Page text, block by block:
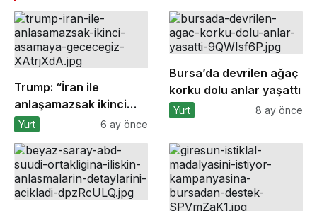
Trump: “İran ile
anlaşamazsak ikinci
aşamaya geçeceğiz”
Yurt 6 ay önce
Bursa’da devrilen ağaç
korku dolu anlar yaşattı
Yurt 8 ay önce